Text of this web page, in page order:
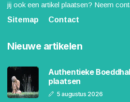
jij ook een artikel plaatsen? Neem
Sitemap
Contact
Nieuwe artikelen
Authentieke
plaatsen
5 augustus 2026